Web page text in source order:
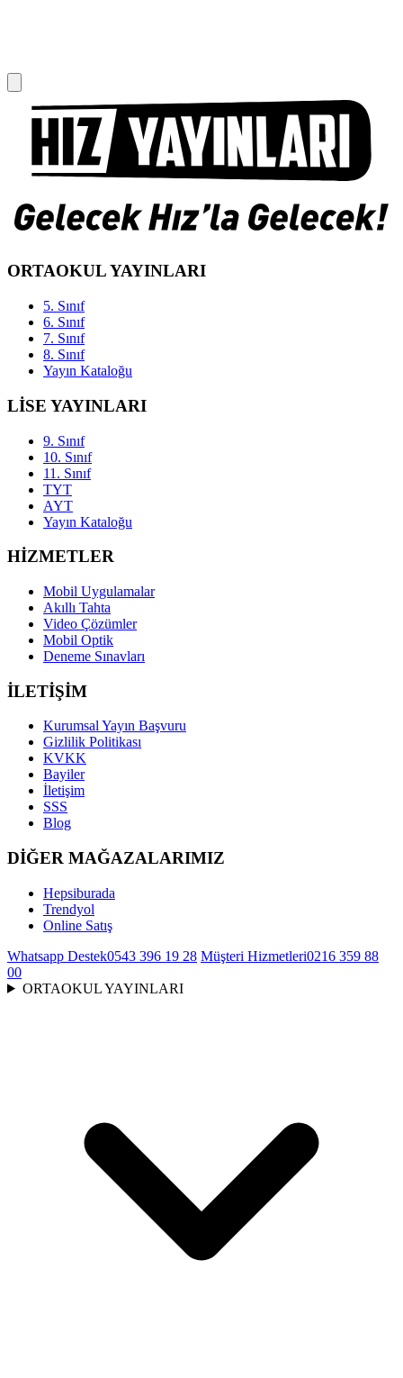
ORTAOKUL YAYINLARI
5. Sınıf
6. Sınıf
7. Sınıf
8. Sınıf
Yayın Kataloğu
LİSE YAYINLARI
9. Sınıf
10. Sınıf
11. Sınıf
TYT
AYT
Yayın Kataloğu
HİZMETLER
Mobil Uygulamalar
Akıllı Tahta
Video Çözümler
Mobil Optik
Deneme Sınavları
İLETİŞİM
Kurumsal Yayın Başvuru
Gizlilik Politikası
KVKK
Bayiler
İletişim
SSS
Blog
DİĞER MAĞAZALARIMIZ
Hepsiburada
Trendyol
Online Satış
Whatsapp Destek0543 396 19 28 Müşteri Hizmetleri0216 359 88
00
ORTAOKUL YAYINLARI